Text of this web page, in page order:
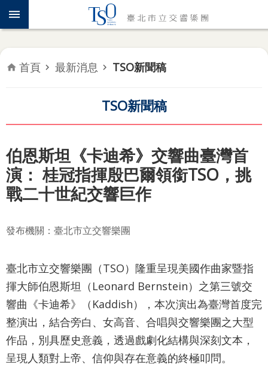
跳到主要內容區塊
認
識
年
音
樂
會
推
教
最
新
消
息
文
宣
首頁 最新消息 TSO新聞稿
TSO新聞稿
伯恩斯坦《卡迪希》交響曲臺灣首
演： 桂冠指揮殷巴爾領銜TSO，挑
戰二十世紀交響巨作
發布機關：臺北市立交響樂團
臺北市立交響樂團（TSO）隆重呈現美國作曲家暨指
揮大師伯恩斯坦（Leonard Bernstein）之第三號交
響曲《卡迪希》（Kaddish），本次演出為臺灣首度完
整演出，結合旁白、女高音、合唱與交響樂團之大型
作品，別具歷史意義，透過戲劇化結構與深刻文本，
呈現人類對上帝、信仰與存在意義的終極叩問。